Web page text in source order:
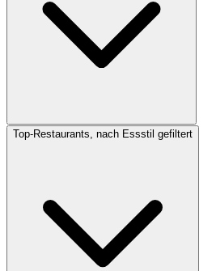
Top-Restaurants, nach Essstil gefiltert